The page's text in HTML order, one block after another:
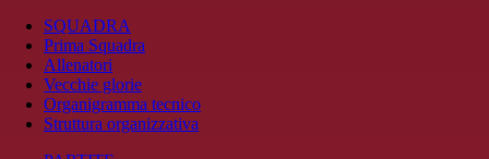
SQUADRA
Prima Squadra
Allenatori
Vecchie glorie
Organigramma tecnico
Struttura organizzativa